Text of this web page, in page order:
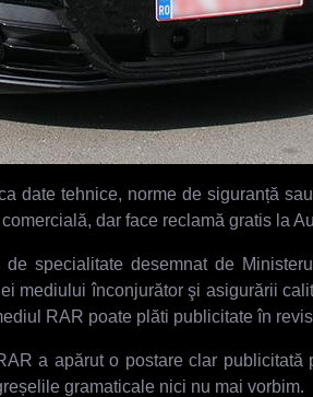
date tehnice, norme de siguranță
dar face reclamă gratis la
specialitate desemnat de
mediului înconjurător şi asigurării
RAR poate plăti publicitate în
a apărut o postare clar
gramaticale nici nu mai vorbim.